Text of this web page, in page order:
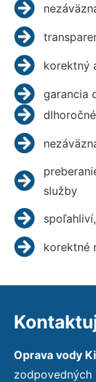
korektný
garancia
služby
korektné
Oprava vody
zodpovedných